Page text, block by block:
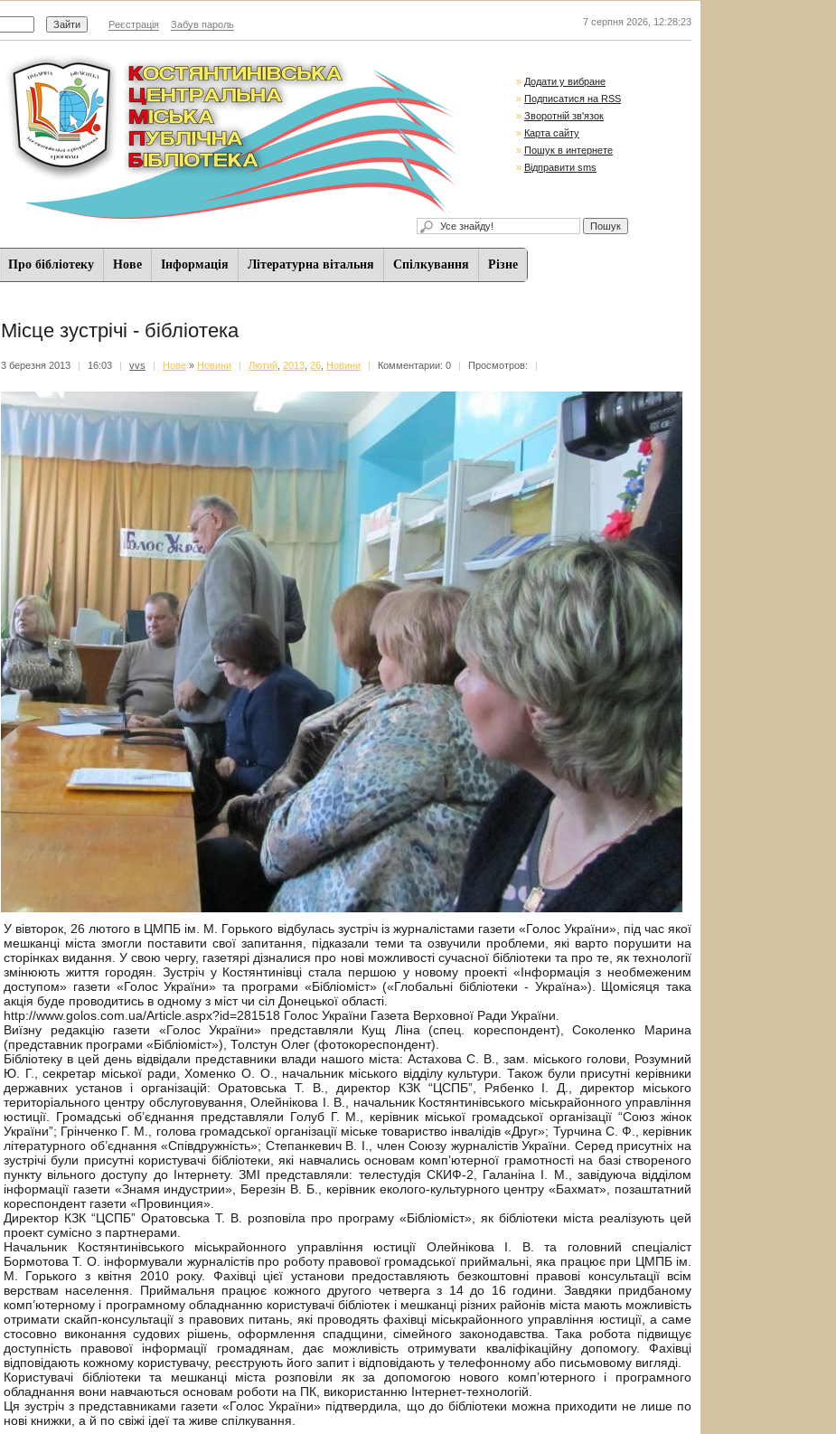
Реєстрація Забув пароль 7 серпня 2026 12:28:24
» Додати у вибране
» Подписатися на RSS
» Зворотній зв'язок
» Карта сайту
» Пошук в интернете
» Відправити sms
Про бібліотеку Нове Iнформацiя Літературна вітальня Спiлкування Різне
Місце зустрічі - бібліотека
3 березня 2013 | 16:03 | vvs | Нове » Новини | Лютий 2013 26 Новини | Комментарии: 0 | Просмотров: |
У вівторок, 26 лютого в ЦМПБ ім. М. Горького відбулась зустріч із журналістами газети «Голос України», під час якої
мешканці міста змогли поставити свої запитання, підказали теми та озвучили проблеми, які варто порушити на
сторінках видання. У свою чергу, газетярі дізналися про нові можливості сучасної бібліотеки та про те, як технології
змінюють життя городян. Зустріч у Костянтинівці стала першою у новому проекті «Інформація з необмеженим
доступом» газети «Голос України» та програми «Бібліоміст» («Глобальні бібліотеки - Україна»). Щомісяця така
акція буде проводитись в одному з міст чи сіл Донецької області.
http://www.golos.com.ua/Article.aspx?id=281518 Голос України Газета Верховної Ради України.
Виїзну редакцію газети «Голос України» представляли Кущ Ліна (спец. кореспондент), Соколенко Марина
(представник програми «Бібліоміст»), Толстун Олег (фотокореспондент).
Бібліотеку в цей день відвідали представники влади нашого міста: Астахова С. В., зам. міського голови, Розумний
Ю. Г., секретар міської ради, Хоменко О. О., начальник міського відділу культури. Також були присутні керівники
державних установ і організацій: Оратовська Т. В., директор КЗК “ЦСПБ”, Рябенко І. Д., директор міського
територіального центру обслуговування, Олейнікова І. В., начальник Костянтинівського міськрайонного управління
юстиції. Громадські об’єднання представляли Голуб Г. М., керівник міської громадської організації “Союз жінок
України”; Грінченко Г. М., голова громадської організації міське товариство інвалідів «Друг»; Турчина С. Ф., керівник
літературного об’єднання «Співдружність»; Степанкевич В. І., член Союзу журналістів України. Серед присутніх на
зустрічі були присутні користувачі бібліотеки, які навчались основам комп’ютерної грамотності на базі створеного
пункту вільного доступу до Інтернету. ЗМІ представляли: телестудія СКИФ-2, Галаніна І. М., завідуюча відділом
інформації газети «Знамя индустрии», Березін В. Б., керівник еколого-культурного центру «Бахмат», позаштатний
кореспондент газети «Провинция».
Директор КЗК “ЦСПБ” Оратовська Т. В. розповіла про програму «Бібліоміст», як бібліотеки міста реалізують цей
проект сумісно з партнерами.
Начальник Костянтинівського міськрайонного управління юстиції Олейнікова І. В. та головний спеціаліст
Бормотова Т. О. інформували журналістів про роботу правової громадської приймальні, яка працює при ЦМПБ ім.
М. Горького з квітня 2010 року. Фахівці цієї установи предоставляють безкоштовні правові консультації всім
верствам населення. Приймальня працює кожного другого четверга з 14 до 16 години. Завдяки придбаному
комп’ютерному і програмному обладнанню користувачі бібліотек і мешканці різних районів міста мають можливість
отримати скайп-консультації з правових питань, які проводять фахівці міськрайонного управління юстиції, а саме
стосовно виконання судових рішень, оформлення спадщини, сімейного законодавства. Така робота підвищує
доступність правової інформації громадянам, дає можливість отримувати кваліфікаційну допомогу. Фахівці
відповідають кожному користувачу, реєструють його запит і відповідають у телефонному або письмовому вигляді.
Користувачі бібліотеки та мешканці міста розповіли як за допомогою нового комп’ютерного і програмного
обладнання вони навчаються основам роботи на ПК, використанню Інтернет-технологій.
Ця зустріч з представниками газети «Голос України» підтвердила, що до бібліотеки можна приходити не лише по
нові книжки, а й по свіжі ідеї та живе спілкування.